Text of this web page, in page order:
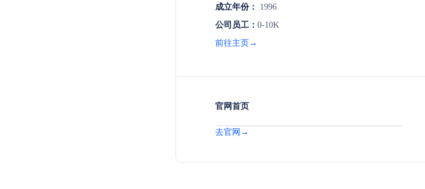
推动AI在各行业的应用和发展。
成立年份：
1996
公司员工： 0-10K
前往主页→
官网首页
去官网→